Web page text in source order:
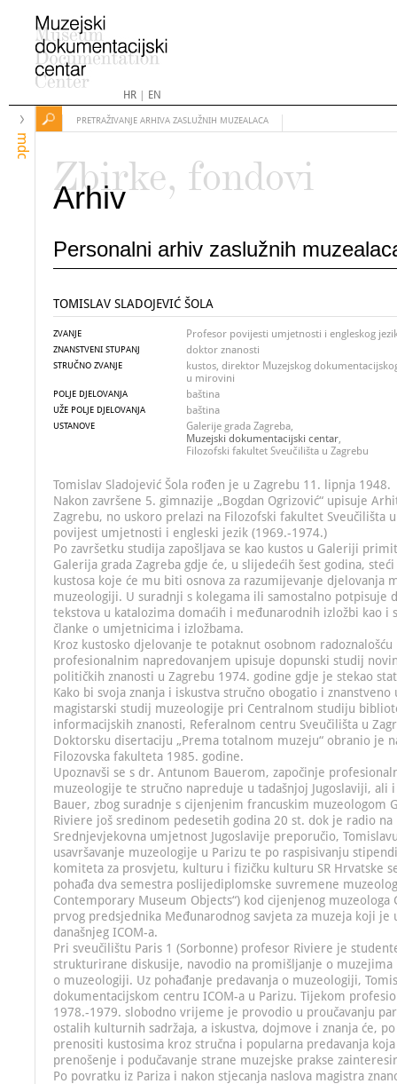
HR| EN
mdc
PRETRAŽIVANJE ARHIVA ZASLUŽNIH MUZEALACA
Zbirke, fondovi
Arhiv
Personalni arhiv zaslužnih
TOMISLAV SLADOJEVIĆ ŠOLA
ZVANJE Profesor povijesti umjetnosti i engleskog
ZNANSTVENI STUPANJ doktor znanosti
STRUČNO ZVANJE
kustos, direktor Muzejskog
u mirovini
POLJE DJELOVANJA baština
UŽE POLJE DJELOVANJA baština
USTANOVE
Galerije grada Zagreba,
Muzejski dokumentacijski centar,
Filozofski fakultet Sveučilišta u Zagrebu
Tomislav Sladojević Šola rođen je u Zagrebu 11. lipnja 1948.
Nakon završene 5. gimnazije „Bogdan Ogrizović“ upisuje
Zagrebu, no uskoro prelazi na Filozofski fakultet Sveučilišta
povijest umjetnosti i engleski jezik (1969.-1974.)
Po završetku studija zapošljava se kao kustos u Galeriji
Galerija grada Zagreba gdje će, u slijedećih šest godina,
kustosa koje će mu biti osnova za razumijevanje djelovanja
muzeologiji. U suradnji s kolegama ili samostalno potpisuje
tekstova u katalozima domaćih i međunarodnih izložbi kao i
članke o umjetnicima i izložbama.
Kroz kustosko djelovanje te potaknut osobnom
profesionalnim napredovanjem upisuje dopunski studij
političkih znanosti u Zagrebu 1974. godine gdje je stekao
Kako bi svoja znanja i iskustva stručno obogatio i znanstveno
magistarski studij muzeologije pri Centralnom studiju
informacijskih znanosti, Referalnom centru Sveučilišta u
Doktorsku disertaciju „Prema totalnom muzeju“ obranio je
Filozovska fakulteta 1985. godine.
Upoznavši se s dr. Antunom Bauerom, započinje
muzeologije te stručno napreduje u tadašnjoj Jugoslaviji, ali
Bauer, zbog suradnje s cijenjenim francuskim muzeologom
Riviere još sredinom pedesetih godina 20 st. dok je radio na
Srednjevjekovna umjetnost Jugoslavije preporučio,
usavršavanje muzeologije u Parizu te po raspisivanju
komiteta za prosvjetu, kulturu i fizičku kulturu SR Hrvatske
pohađa dva semestra poslijediplomske suvremene
Contemporary Museum Objects“) kod cijenjenog muzeologa
prvog predsjednika Međunarodnog savjeta za muzeja koji
današnjeg ICOM-a.
Pri sveučilištu Paris 1 (Sorbonne) profesor Riviere je
strukturirane diskusije, navodio na promišljanje o muzejima
o muzeologiji. Uz pohađanje predavanja o muzeologiji,
dokumentacijskom centru ICOM-a u Parizu. Tijekom
1978.-1979. slobodno vrijeme je provodio u proučavanju
ostalih kulturnih sadržaja, a iskustva, dojmove i znanja će,
prenositi kustosima kroz stručna i popularna predavanja
prenošenje i podučavanje strane muzejske prakse
Po povratku iz Pariza i nakon stjecanja naslova magistra